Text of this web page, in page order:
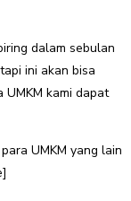
dalam sebulan
ini akan bisa
kami dapat
para UMKM yang lain